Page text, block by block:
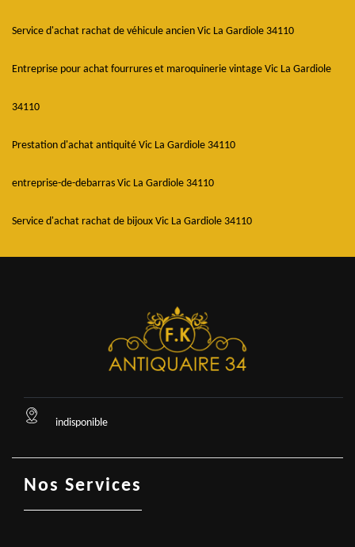
Service d'achat rachat de véhicule ancien Vic La Gardiole 34110
Entreprise pour achat fourrures et maroquinerie vintage Vic La Gardiole
34110
Prestation d'achat antiquité Vic La Gardiole 34110
entreprise-de-debarras Vic La Gardiole 34110
Service d'achat rachat de bijoux Vic La Gardiole 34110
indisponible
Nos Services